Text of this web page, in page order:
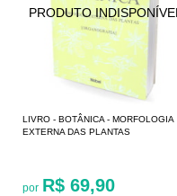
LIVRO - BOTÂNICA - MORFOLOGIA
EXTERNA DAS PLANTAS
por R$ 69,90